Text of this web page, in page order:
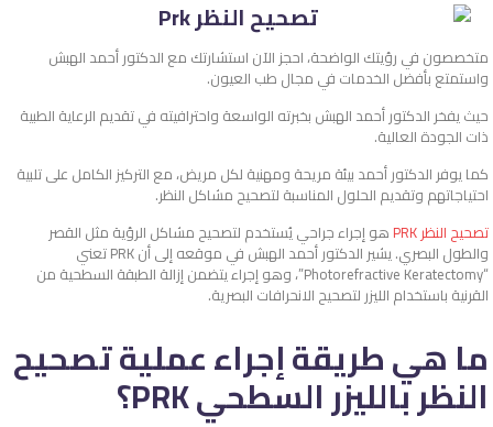
متخصصون في رؤيتك الواضحة، احجز الآن استشارتك مع الدكتور أحمد الهبش
واستمتع بأفضل الخدمات في مجال طب العيون.
حيث يفخر الدكتور أحمد الهبش بخبرته الواسعة واحترافيته في تقديم الرعاية الطبية
ذات الجودة العالية.
كما يوفر الدكتور أحمد بيئة مريحة ومهنية لكل مريض، مع التركيز الكامل على تلبية
احتياجاتهم وتقديم الحلول المناسبة لتصحيح مشاكل النظر.
تصحيح النظر PRK
هو إجراء جراحي يُستخدم لتصحيح مشاكل الرؤية مثل القصر
والطول البصري. يشير الدكتور أحمد الهبش في موقعه إلى أن PRK تعني
“Photorefractive Keratectomy”، وهو إجراء يتضمن إزالة الطبقة السطحية من
القرنية باستخدام الليزر لتصحيح الانحرافات البصرية.
ما هي طريقة إجراء عملية تصحيح
النظر بالليزر السطحي PRK؟